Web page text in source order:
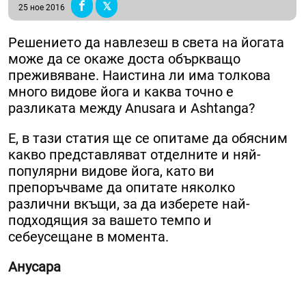
25 ное 2016
Решението да навлезеш в света на йогата
може да се окаже доста объркващо
преживяване. Наистина ли има толкова
много видове йога и каква точно е
разликата между Anusara и Ashtanga?
Е, в тази статия ще се опитаме да обясним
какво представляват отделните и няй-
популярни видове йога, като ви
препоръчваме да опитате няколко
различни вкъщи, за да изберете най-
подходящия за вашето темпо и
себеусещане в момента.
Анусара